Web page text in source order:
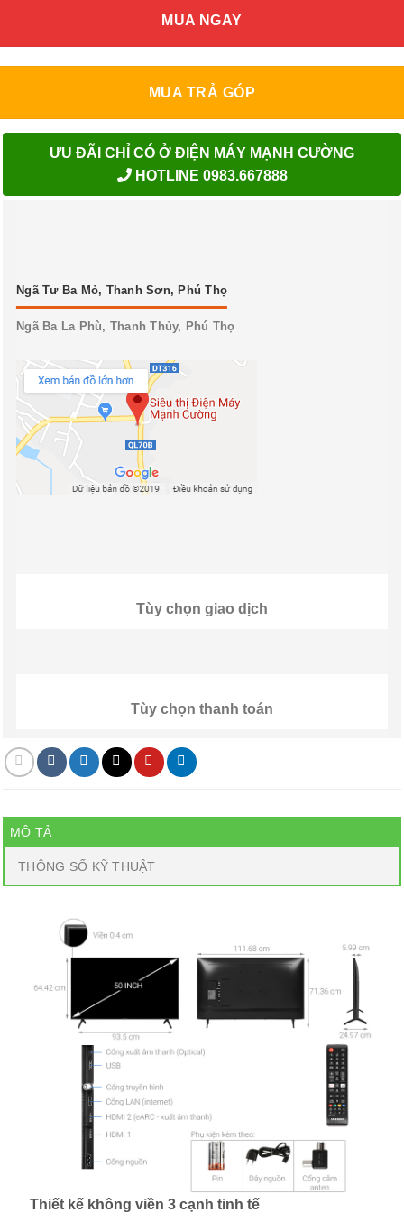
MUA NGAY
MUA TRẢ GÓP
ƯU ĐÃI CHỈ CÓ Ở ĐIỆN MÁY MẠNH CƯỜNG
HOTLINE 0983.667888
Ngã Tư Ba Mỏ, Thanh Sơn, Phú Thọ
Ngã Ba La Phù, Thanh Thủy, Phú Thọ
Tùy chọn giao dịch
Tùy chọn thanh toán
MÔ TẢ
THÔNG SỐ KỸ THUẬT
Thiết kế không viền 3 cạnh tinh tế